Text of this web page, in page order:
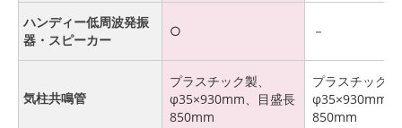
ハンディー低周波発振
器・スピーカー
○ －
気柱共鳴管
プラスチック製、
φ35×930mm、目盛長
850mm
プラスチック
φ35×930mm、
850mm